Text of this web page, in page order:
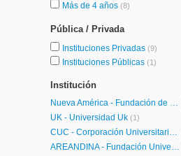
Más de 4 años (8)
Pública / Privada
Instituciones Privadas (9)
Instituciones Públicas (1)
Institución
Nueva América - Fundación de Educación Superior
UK - Universidad Uk (1)
CUC - Corporación Universitaria de la Costa
ÁREANDINA - Fundación Universitaria del Área Andina